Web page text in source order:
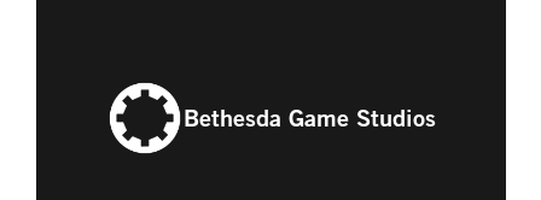
Bethesda Game Studios